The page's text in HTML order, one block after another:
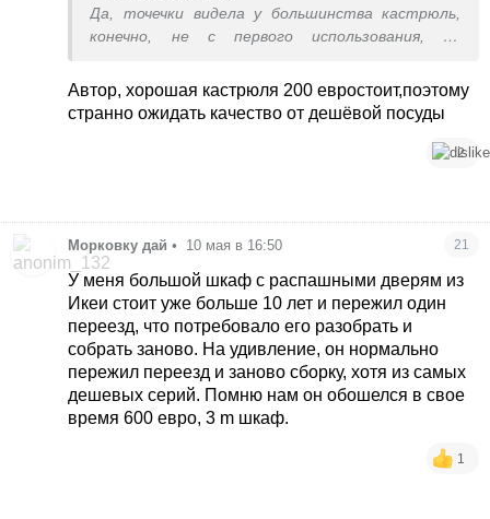
Да, точечки видела у большинства кастрюль,
конечно, не с первого использования, но
это вообще не нормально. Я расстроилась.
Автор, хорошая кастрюля 200 евростоит,поэтому
странно ожидать качество от дешёвой посуды
2
Морковку дай • 10 мая в 16:50 21
У меня большой шкаф с распашными дверям из
Икеи стоит уже больше 10 лет и пережил один
переезд, что потребовало его разобрать и
собрать заново. На удивление, он нормально
пережил переезд и заново сборку, хотя из самых
дешевых серий. Помню нам он обошелся в свое
время 600 евро, 3 m шкаф.
1